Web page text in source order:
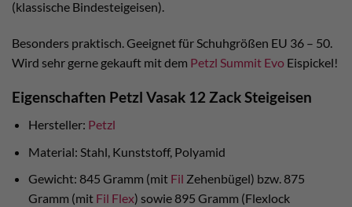
(klassische Bindesteigeisen).
Besonders praktisch. Geeignet für Schuhgrößen EU 36 – 50.
Wird sehr gerne gekauft mit dem Petzl Summit Evo Eispickel!
Eigenschaften Petzl Vasak 12 Zack Steigeisen
Hersteller: Petzl
Material: Stahl, Kunststoff, Polyamid
Gewicht: 845 Gramm (mit Fil Zehenbügel) bzw. 875
Gramm (mit Fil Flex) sowie 895 Gramm (Flexlock